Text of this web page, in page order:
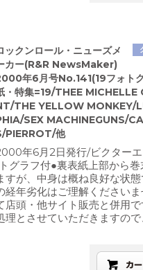
ックンロール・ニューズメ
カー(R&R NewsMaker)
年6月号No.141(19フォト
・特集=19/THEE MICHELLE
THE YELLOW MONKEY/
SEX MACHINEGUNS/
PIERROT/他
年6月2日発行/ビクターエ
グラフ付●裏表紙上部から巻
すが、中身は概ね良好な状
経年劣化はご理解ください
店頭・他サイト販売と併用
理とさせていただきますの